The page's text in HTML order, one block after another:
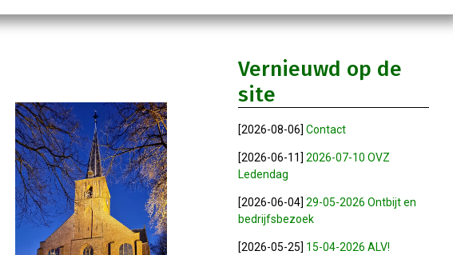
Vernieuwd op de
site
[2026-08-06]Contact
[2026-06-11]2026-07-10 OVZ
Ledendag
[2026-06-04]29-05-2026 Ontbijt en
bedrijfsbezoek
[2026-05-25] 15-04-2026 ALV!